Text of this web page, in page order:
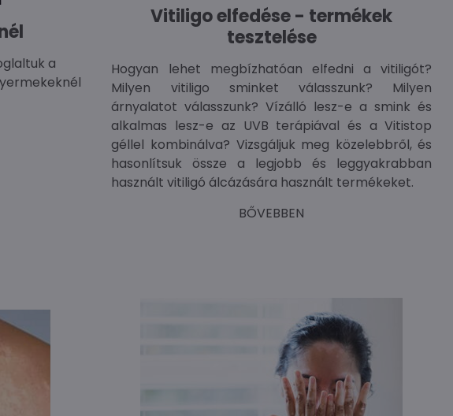
a
Vitiligo elfedése - termékek
tesztelése
Hogyan lehet megbízhatóan elfedni a vitiligót?
Milyen vitiligo sminket válasszunk? Milyen
árnyalatot válasszunk? Vízálló lesz-e a smink és
alkalmas lesz-e az UVB terápiával és a Vitistop
géllel kombinálva? Vizsgáljuk meg közelebbről, és
hasonlítsuk össze a legjobb és leggyakrabban
használt vitiligó álcázására használt termékeket.
BŐVEBBEN